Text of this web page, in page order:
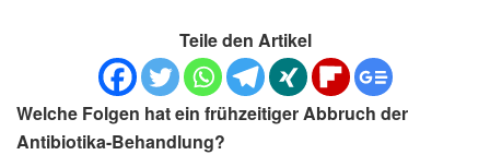
Teile den Artikel
Welche Folgen hat ein frühzeitiger Abbruch der
Antibiotika-Behandlung?